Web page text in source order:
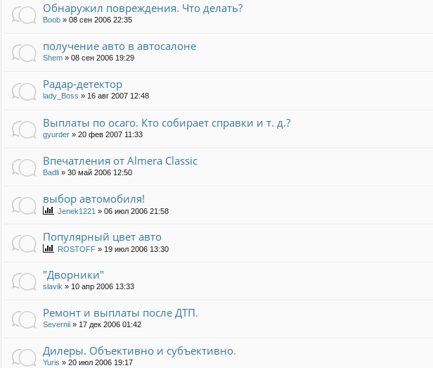
Обнаружил повреждения. Что делать?
Boob » 08 сен 2006 22:35
получение авто в автосалоне
Shem » 08 сен 2006 19:29
Радар-детектор
lady_Boss » 16 авг 2007 12:48
Выплаты по осаго. Кто собирает справки и т. д.?
gyurder » 20 фев 2007 11:33
Впечатления от Almera Classic
Badli » 30 май 2006 12:50
выбор автомобиля!
Jenek1221 » 06 июл 2006 21:58
Популярный цвет авто
ROSTOFF » 19 июл 2006 13:30
"Дворники"
slavik » 10 апр 2006 13:33
Ремонт и выплаты после ДТП.
Severnii » 17 дек 2006 01:42
Дилеры. Объективно и субъективно.
Yuris » 20 июл 2006 19:17